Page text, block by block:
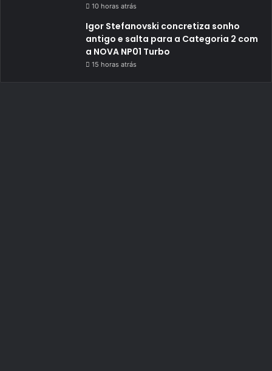
10 horas atrás
Igor Stefanovski concretiza sonho
antigo e salta para a Categoria 2 com
a NOVA NP01 Turbo
15 horas atrás